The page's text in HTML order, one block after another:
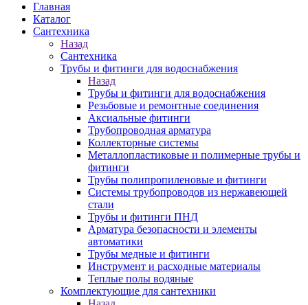
Главная
Каталог
Сантехника
Назад
Сантехника
Трубы и фитинги для водоснабжения
Назад
Трубы и фитинги для водоснабжения
Резьбовые и ремонтные соединения
Аксиальные фитинги
Трубопроводная арматура
Коллекторные системы
Металлопластиковые и полимерные трубы и
фитинги
Трубы полипропиленовые и фитинги
Системы трубопроводов из нержавеющей
стали
Трубы и фитинги ПНД
Арматура безопасности и элементы
автоматики
Трубы медные и фитинги
Инструмент и расходные материалы
Теплые полы водяные
Комплектующие для сантехники